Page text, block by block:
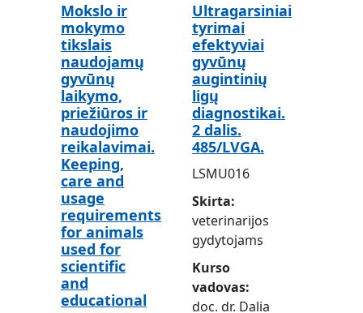
Mokslo ir
mokymo
tikslais
naudojamų
gyvūnų
laikymo,
priežiūros ir
naudojimo
reikalavimai.
Keeping,
care and
usage
requirements
for animals
used for
scientific
and
educational
Ultragarsiniai
tyrimai
efektyviai
gyvūnų
augintinių
ligų
diagnostikai.
2 dalis.
485/LVGA.
LSMU016
Skirta
veterinarijos
gydytojams
Kurso
vadovas
doc. dr. Dalia